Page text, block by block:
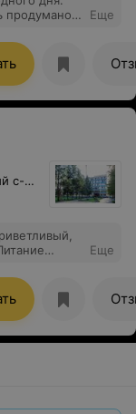
продумано,
Спасибо.
летом.
Еще
Минск. обл., Молодеч. р-н, Радошковичский c-с, 1
и
и
похвал.
Еще